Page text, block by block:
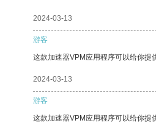
2024-03-13
游客
这款加速器VPM应用程序可以给你提
2024-03-13
游客
这款加速器VPM应用程序可以给你提